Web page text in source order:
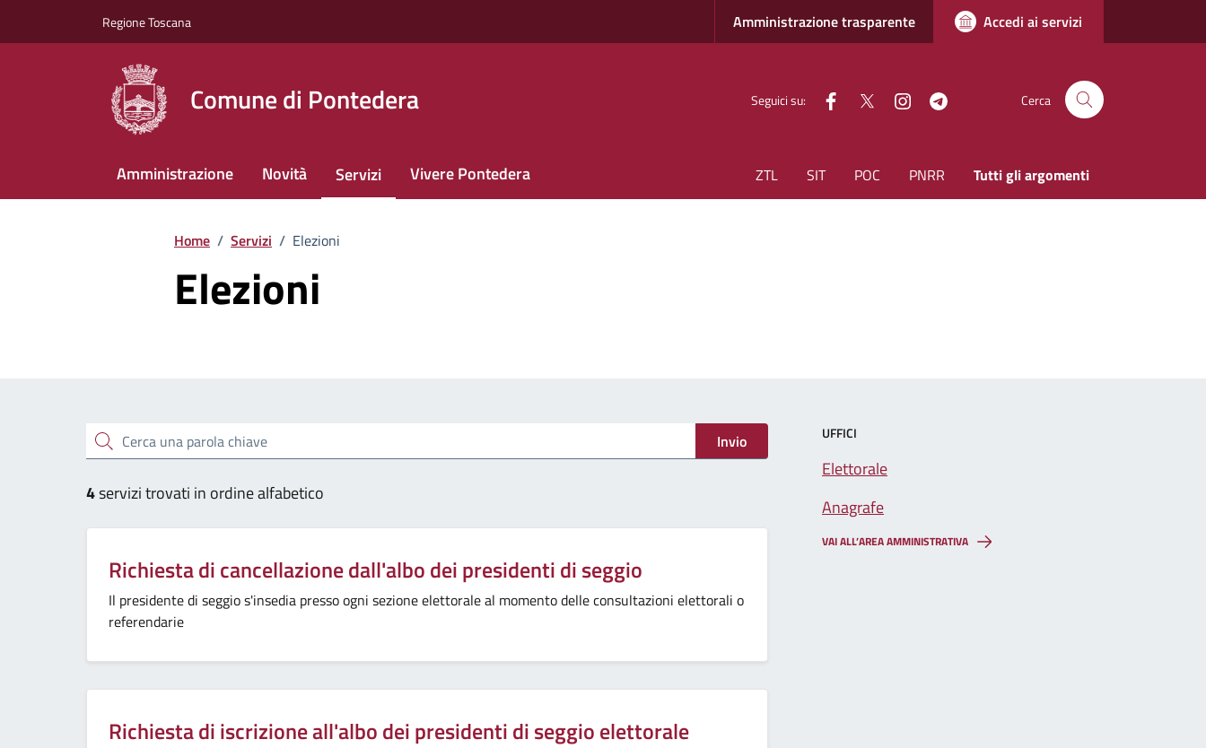
Regione Toscana Amministrazione trasparente Accedi ai servizi
Comune di Pontedera Seguici su: facebook
Twitter instagram Cerca
Amministrazione Novità Servizi Vivere Pontedera ZTL SIT POC PNRR Tutti gli argomenti
Home / Servizi / Elezioni
Elezioni
Cerca una parola chiave Invio
4servizi trovati in ordine alfabetico
Richiesta di cancellazione dall'albo dei presidenti di seggio
Il presidente di seggio s'insedia presso ogni sezione elettorale al momento delle consultazioni elettorali o
referendarie
Richiesta di iscrizione all'albo dei presidenti di seggio elettorale
UFFICI
Elettorale
Anagrafe
VAI ALL’AREA AMMINISTRATIVA